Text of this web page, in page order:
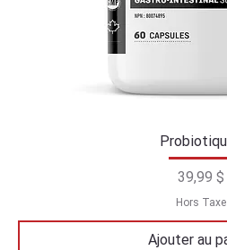
Prix
39,99 $
Hors Taxe
Ajouter au